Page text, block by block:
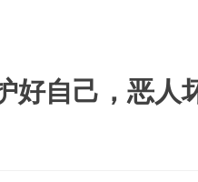
好自己，恶人